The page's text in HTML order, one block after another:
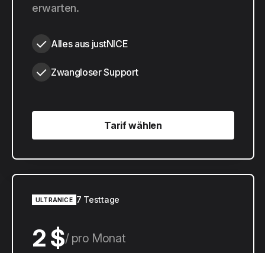
erwarten.
Alles aus justNICE
Zwangloser Support
Tarif wählen
Tarif wählen
ULTRANICE 7 Testtage
2 $ pro Monat